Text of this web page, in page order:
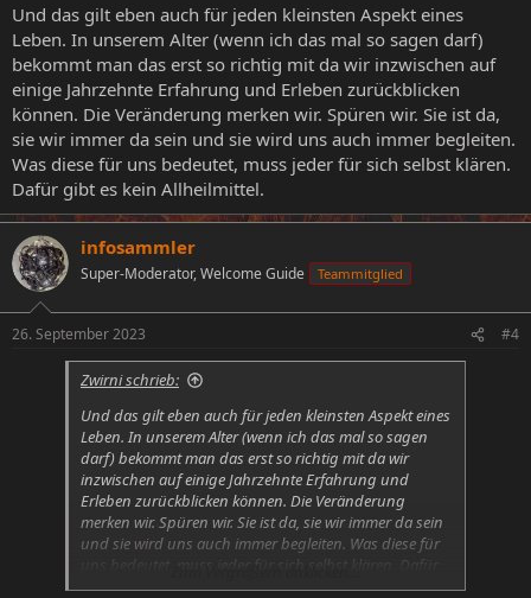
Und das gilt eben auch für jeden kleinsten Aspekt eines
Leben. In unserem Alter (wenn ich das mal so sagen darf)
bekommt man das erst so richtig mit da wir inzwischen auf
einige Jahrzehnte Erfahrung und Erleben zurückblicken
können. Die Veränderung merken wir. Spüren wir. Sie ist da,
sie wir immer da sein und sie wird uns auch immer begleiten.
Was diese für uns bedeutet, muss jeder für sich selbst klären.
Dafür gibt es kein Allheilmittel.
infosammler
Super-Moderator, Welcome Guide Teammitglied
26. September 2023 #4
Zwirni schrieb:
Und das gilt eben auch für jeden kleinsten Aspekt eines
Leben. In unserem Alter (wenn ich das mal so sagen
darf) bekommt man das erst so richtig mit da wir
inzwischen auf einige Jahrzehnte Erfahrung und
Erleben zurückblicken können. Die Veränderung
merken wir. Spüren wir. Sie ist da, sie wir immer da sein
und sie wird uns auch immer begleiten. Was diese für
uns bedeutet, muss jeder für sich selbst klären. Dafür
gibt es kein Allheilmittel.